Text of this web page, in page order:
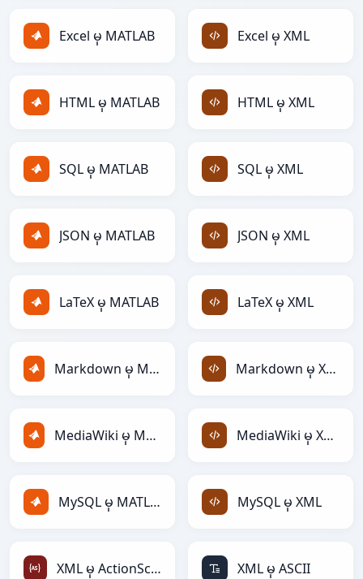
Excel မှ MATLAB Excel မှ XML
HTML မှ MATLAB HTML မှ XML
SQL မှ MATLAB SQL မှ XML
JSON မှ MATLAB JSON မှ XML
LaTeX မှ MATLAB LaTeX မှ XML
Markdown မှ MATLAB Markdown မှ XML
MediaWiki မှ MATLAB MediaWiki မှ XML
MySQL မှ MATLAB MySQL မှ XML
XML မှ ActionScript XML မှ ASCII